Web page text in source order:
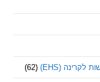
(62)